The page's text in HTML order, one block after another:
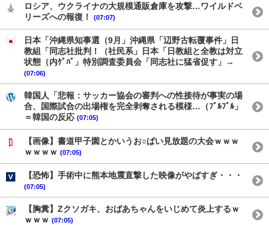
ロシア、ウクライナの大規模通販倉庫を攻撃…ワイルドベ
リーズへの報復！
(07:07)
日本「沖縄県知事選（9月」沖縄県「辺野古転覆事件」日
教組「同志社批判！（社民系」日本「日教組と全教は対立
状態（内ｹﾞﾊﾞ」特別調査委員会「同志社に猛省促す」→
(07:06)
韓国人「悲報：サッカー協会の審判への性接待が事実の場
合、国際試合の出場権を完全剥奪される模様…（ﾌﾞﾙﾌﾞﾙ」
＝韓国の反応 (07:05)
【画像】書道甲子園とかいうお○ぱい見放題の大会ｗｗｗ
ｗｗｗｗ (07:05)
【恐怖】手術中に熊本地震直撃した映像がやばすぎ・・・
(07:05)
【胸糞】Zクソガキ、おばあちゃんをいじめて炎上するｗ
ｗｗｗ (07:05)